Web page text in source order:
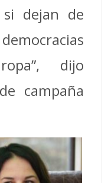
dejan de
dijo
campaña